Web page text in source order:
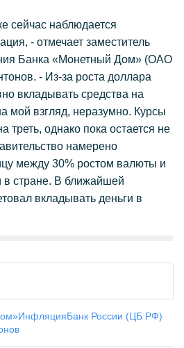
сейчас наблюдается
- отмечает заместитель
Банка «Монетный Дом» (ОАО
- Из-за роста доллара
вкладывать средства на
мой взгляд, неразумно. Курсы
треть, однако пока остается не
намерено
между 30% ростом валюты и
стране. В ближайшей
вкладывать деньги в
ИнфляцияБанк России (ЦБ РФ)